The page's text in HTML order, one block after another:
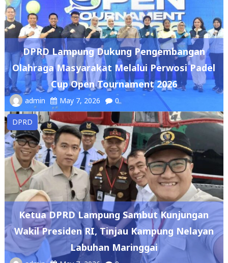
DPRD Lampung Dukung Pengembangan
Olahraga Masyarakat Melalui Perwosi Padel
Cup Open Tournament 2026
admin May 7, 2026 0
DPRD
Ketua DPRD Lampung Sambut Kunjungan
Wakil Presiden RI, Tinjau Kampung Nelayan
Labuhan Maringgai
admin May 7, 2026 0
DPRD